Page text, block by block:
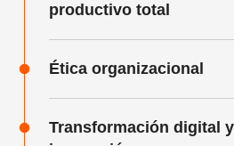
productivo total
Ética organizacional
Transformación digital